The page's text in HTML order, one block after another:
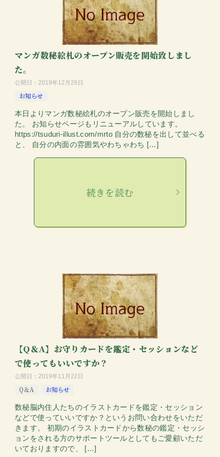
マンガ数秘絵札のオープン販売を開始致しまし
た。
公開日： 2019年12月26日
お知らせ
本日よりマンガ数秘絵札のオープン販売を開始しまし
た。 お知らせページもリニューアルしています。
https://tsuduri-illust.com/mrto 自分の数秘を出して並べる
と、 自分の内面の雰囲気やわちゃわち […]
続きを読む
【Q＆A】お守りカードを鑑定・セッションなど
で使ってもいいですか？
公開日： 2019年11月22日
Q＆A お知らせ
数秘脳内住人たちのイラストカードを鑑定・セッション
などで使っていいですか？というお問い合わせをいただ
きます。 初期のイラストカードから数秘の鑑定・セッシ
ョンをされる方のサポートツールとしてもご愛顧いただ
いておりますので、 […]